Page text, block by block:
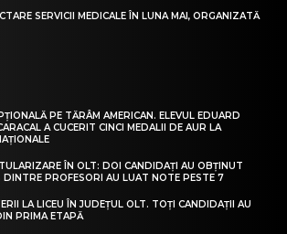
SERVICII MEDICALE ÎN LUNA MAI, ORGANIZATĂ
PE TĂRÂM AMERICAN. ELEVUL EDUARD
A CUCERIT CINCI MEDALII DE AUR LA
ÎN OLT: DOI CANDIDAȚI AU OBȚINUT
PROFESORI AU LUAT NOTE PESTE 7
LA LICEU ÎN JUDEȚUL OLT. TOȚI CANDIDAȚII AU
PRIMA ETAPĂ